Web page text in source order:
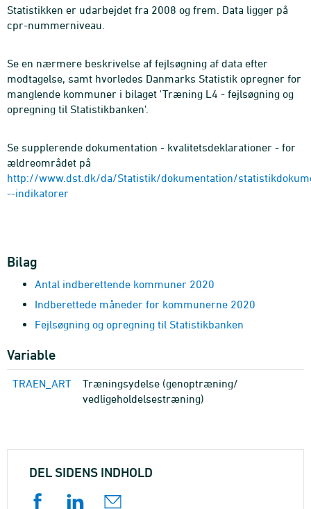
Statistikken er udarbejdet fra 2008 og frem. Data ligger på
cpr-nummerniveau.
Se en nærmere beskrivelse af fejlsøgning af data efter
modtagelse, samt hvorledes Danmarks Statistik opregner for
manglende kommuner i bilaget 'Træning L4 - fejlsøgning og
opregning til Statistikbanken'.
Se supplerende dokumentation - kvalitetsdeklarationer - for
ældreområdet på
http://www.dst.dk/da/Statistik/dokumentation/
--indikatorer
Bilag
Antal indberettende kommuner 2020
Indberettede måneder for kommunerne 2020
Fejlsøgning og opregning til Statistikbanken
Variable
TRAEN_ART
Træningsydelse (genoptræning/
vedligeholdelsestræning)
DEL SIDENS INDHOLD